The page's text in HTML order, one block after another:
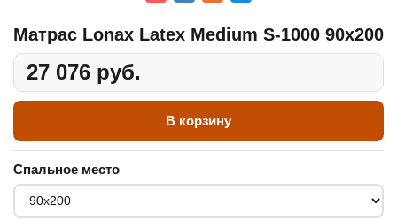
Матрас Lonax Latex Medium S-1000 90x200
27 076 руб.
В корзину
Спальное место